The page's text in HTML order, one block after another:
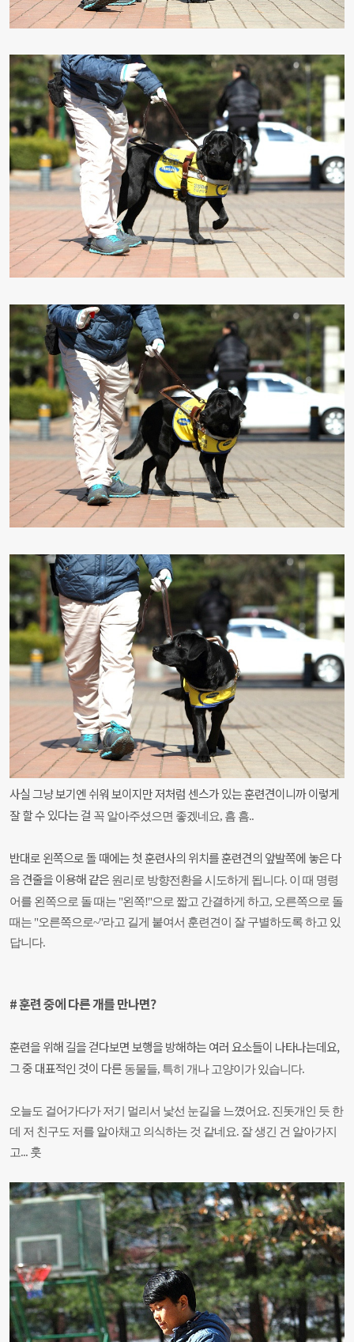
사실 그냥 보기엔 쉬워 보이지만 저처럼 센스가 있는 훈련견이니까 이렇게
잘 할 수 있다는 걸 꼭 알아주셨으면 좋겠네요, 흠 흠..
반대로 왼쪽으로 돌 때에는 첫 훈련사의 위치를 훈련견의 앞발쪽에 놓은 다
음 견줄을 이용해 같은 원리로 방향전환을 시도하게 됩니다. 이 때 명령
어를 왼쪽으로 돌 때는 "왼쪽!"으로 짧고 간결하게 하고, 오른쪽으로 돌
때는 "오른쪽으로~"라고 길게 붙여서 훈련견이 잘 구별하도록 하고 있
답니다.
# 훈련 중에 다른 개를 만나면?
훈련을 위해 길을 걷다보면 보행을 방해하는 여러 요소들이 나타나는데요,
그 중 대표적인 것이 다른 동물들, 특히 개나 고양이가 있습니다.
오늘도 걸어가다가 저기 멀리서 낯선 눈길을 느꼈어요. 진돗개인 듯 한
데 저 친구도 저를 알아채고 의식하는 것 같네요. 잘 생긴 건 알아가지
고... 훗